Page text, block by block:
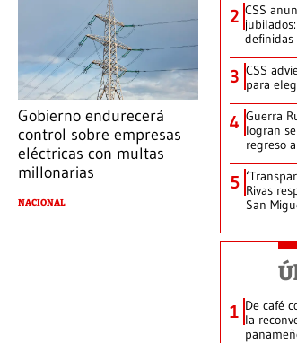
Gobierno endurecerá
control sobre empresas
eléctricas con multas
millonarias
NACIONAL
2 CSS
definidas
3 CSS
para
4 Guerra
logran
regreso
5 Rivas
San
1 De café
la